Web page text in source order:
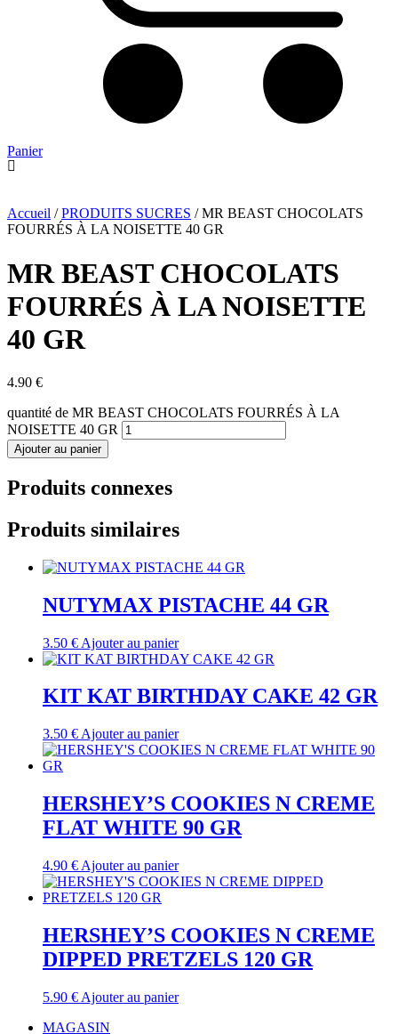
Panier
Accueil /PRODUITS SUCRES / MR BEAST CHOCOLATS
FOURRÉS À LA NOISETTE 40 GR
MR BEAST CHOCOLATS
FOURRÉS À LA NOISETTE
40 GR
4.90 €
quantité de MR BEAST CHOCOLATS FOURRÉS À LA
NOISETTE 40 GR
Ajouter au panier
Produits connexes
Produits similaires
NUTYMAX PISTACHE 44 GR
3.50 € Ajouter au panier
KIT KAT BIRTHDAY CAKE 42 GR
3.50 € Ajouter au panier
HERSHEY’S COOKIES N CREME
FLAT WHITE 90 GR
4.90 € Ajouter au panier
HERSHEY’S COOKIES N CREME
DIPPED PRETZELS 120 GR
5.90 € Ajouter au panier
MAGASIN